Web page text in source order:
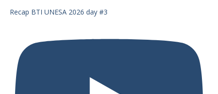
Recap BTI UNESA 2026 day #3